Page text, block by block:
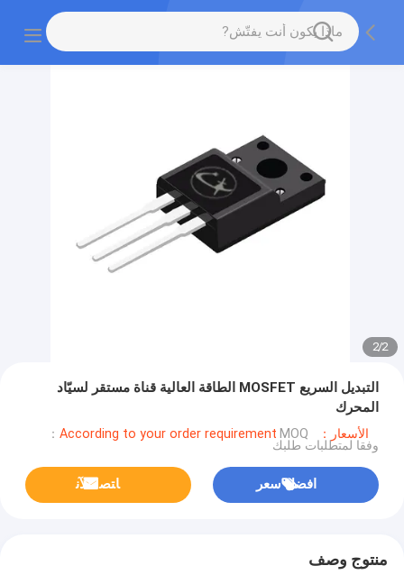
2
/
2
التبديل السريع MOSFET الطاقة العالية قناة مستقر لسيّاد
المحرك
الأسعار：According to your order requirement MOQ：
وفقا لمتطلبات طلبك
افضل سعر ﺎﺘﺼﻟ ﺍﻶﻧ
منتوج وصف